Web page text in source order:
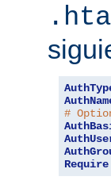
#
Require